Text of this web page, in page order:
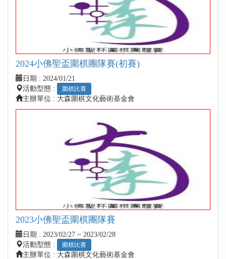
2024小佛聖盃圍棋團隊賽(初賽)
日期 : 2024/01/21
活動型態 :
圍棋比賽
主辦單位 : 大森圍棋文化藝術基金會
2023小佛聖盃圍棋團隊賽
日期 : 2023/02/27 ~ 2023/02/28
活動型態 :
圍棋比賽
主辦單位 : 大森圍棋文化藝術基金會